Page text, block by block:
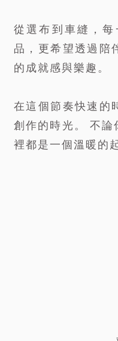
從選布到車縫，
品，更希望透過陪
的成就感與樂趣。
在這個節奏快速的
創作的時光。 不論
裡都是一個溫暖的